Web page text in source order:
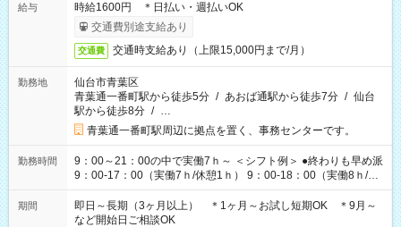
給与
時給1600円 ＊日払い・週払いOK
交通費別途支給あり
交通費 交通時支給あり（上限15,000円まで/月）
勤務地
仙台市青葉区
青葉通一番町駅から徒歩5分 / あおば通駅から徒歩7分 / 仙台
駅から徒歩8分 / …
青葉通一番町駅周辺に拠点を置く、事務センターです。
勤務時間
9：00～21：00の中で実働7ｈ～ ＜シフト例＞ ●終わりも早め派
9：00-17：00（実働7ｈ/休憩1ｈ） 9：00-18：00（実働8ｈ/休
憩1ｈ） 10：00-19：00（実働8ｈ/休憩1ｈ） ●朝ゆっくり派
11：00-20：00（実働8ｈ/休憩1ｈ） 12：00-20：00（実働7ｈ/
休憩1ｈ） 12：00-21：00（実働8ｈ/休憩1ｈ） 13：00-22：
期間
即日～長期（3ヶ月以上） ＊1ヶ月～お試し短期OK ＊9月～
など開始日ご相談OK